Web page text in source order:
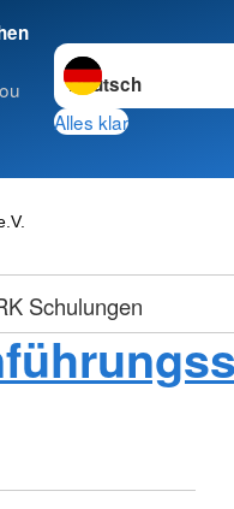
Sprache wechseln zu
Alles klar
Schulungen